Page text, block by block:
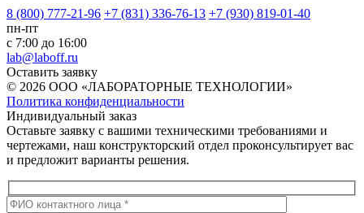
8 (800) 777-21-96 +7 (831) 336-76-13 +7 (930) 819-01-40
пн-пт
с 7:00 до 16:00
lab@laboff.ru
Оставить заявку
© 2026 ООО «ЛАБОРАТОРНЫЕ ТЕХНОЛОГИИ»
Политика конфиденциальности
Индивидуальный заказ
Оставьте заявку с вашими техническими требованиями и
чертежами, наш конструкторский отдел проконсультирует вас
и предложит варианты решения.